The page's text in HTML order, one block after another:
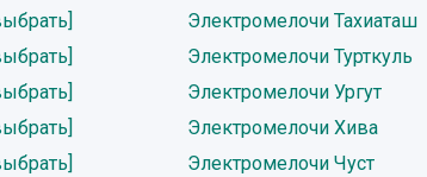
Электромелочи Тахиаташ
Электромелочи Турткуль
Электромелочи Ургут
Электромелочи Хива
Электромелочи Чуст